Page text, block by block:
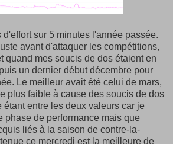
sur 5 minutes l'année passée.
avant d'attaquer les compétitions,
quand mes soucis de dos étaient en
un dernier début décembre pour
Le meilleur avait été celui de mars,
plus faible à cause des soucis de dos
étant entre les deux valeurs car je
phase de performance mais que
liés à la saison de contre-la-
ce mercredi est la meilleure de